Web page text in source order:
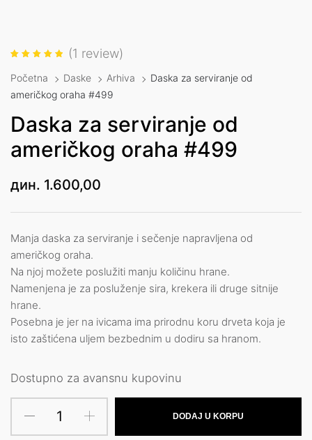
5.00
5 na
ocene
(1 review)
Početna Daske Arhiva
Daska za serviranje od
američkog oraha #499
Daska za serviranje od
američkog oraha #499
дин. 1.600,00
Manja daska za serviranje i sečenje napravljena od
američkog oraha.
Na njoj možete poslužiti manju količinu hrane.
Namenjena je za posluženje sira, krekera ili druge sitnije
hrane.
Posebna je jer na ivicama ima prirodnu koru drveta koja je
isto zaštićena uljem bezbednim u dodiru sa hranom.
Dostupno za avansnu kupovinu
DODAJ U KORPU